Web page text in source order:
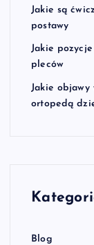
Jakie są
postawy
Jakie
pleców
Jakie objawy
ortopedą
Blog